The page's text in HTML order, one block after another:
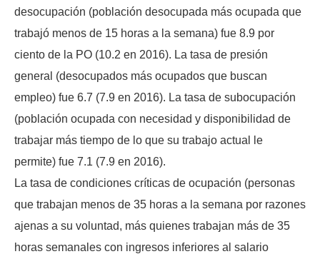
desocupación (población desocupada más ocupada que
trabajó menos de 15 horas a la semana) fue 8.9 por
ciento de la PO (10.2 en 2016). La tasa de presión
general (desocupados más ocupados que buscan
empleo) fue 6.7 (7.9 en 2016). La tasa de subocupación
(población ocupada con necesidad y disponibilidad de
trabajar más tiempo de lo que su trabajo actual le
permite) fue 7.1 (7.9 en 2016).
La tasa de condiciones críticas de ocupación (personas
que trabajan menos de 35 horas a la semana por razones
ajenas a su voluntad, más quienes trabajan más de 35
horas semanales con ingresos inferiores al salario